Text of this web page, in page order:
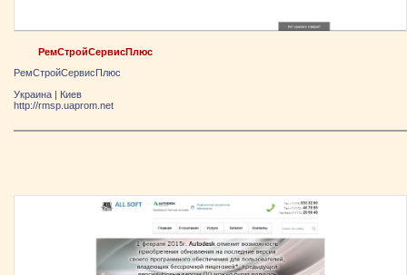
РемСтройСервисПлюс
РемСтройСервисПлюс
Украина | Киев
http://rmsp.uaprom.net